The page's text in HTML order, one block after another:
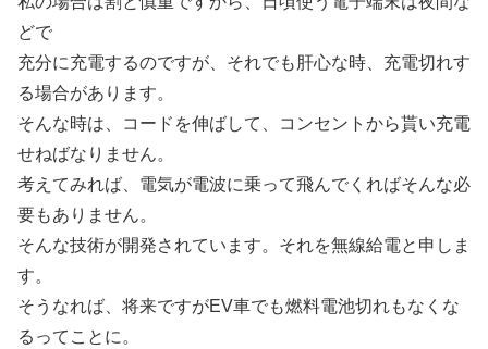
どで
充分に充電するのですが、それでも肝心な時、充電切れす
る場合があります。
そんな時は、コードを伸ばして、コンセントから貰い充電
せねばなりません。
考えてみれば、電気が電波に乗って飛んでくればそんな必
要もありません。
そんな技術が開発されています。それを無線給電と申しま
す。
そうなれば、将来ですがEV車でも燃料電池切れもなくな
るってことに。